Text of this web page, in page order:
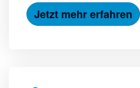
Jetzt mehr erfahren